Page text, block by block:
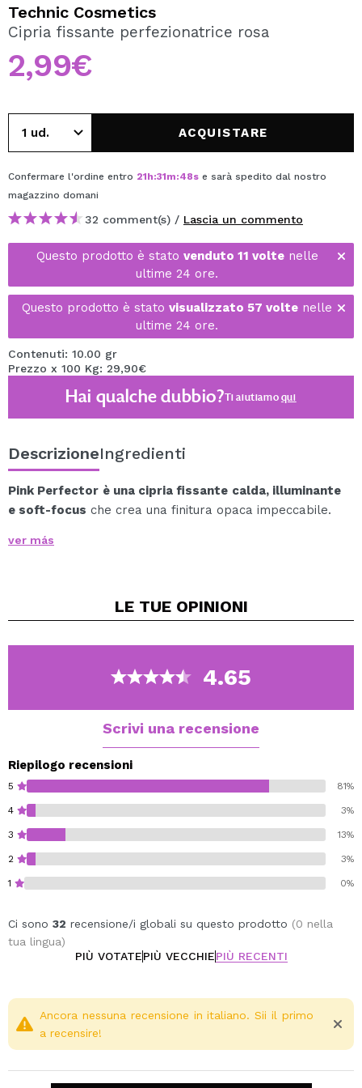
Creando un account su Maquibeauty.it potrai fare i tuoi
acquisti velocemente, controllare lo stato dei tuoi ordini e
consultare le tue operazioni precedenti.
CREARE UN ACCOUNT
Technic Cosmetics
Cipria fissante perfezionatrice rosa
2,99€
ACQUISTARE
Confermare l'ordine entro 21h:31m:48s e sarà spedito dal nostro
magazzino domani
32 comment(s) / Lascia un commento
Questo prodotto è stato venduto 11 voltenelle
ultime 24 ore.
Questo prodotto è stato visualizzato 57 volte nelle
ultime 24 ore.
Contenuti: 10.00 gr
Prezzo x 100 Kg: 29,90€
Hai qualche dubbio?Ti aiutiamoqui
DescrizioneIngredienti
Pink Perfector è una cipria fissante calda, illuminante
e soft-focus che crea una finitura opaca impeccabile.
opaca perfetta sulla pelle.
bellezza naturale in modo sottile.
posto per tutto il giorno.
ver más
LE TUE OPINIONI
4.65
Scrivi una recensione
Riepilogo recensioni
5 81%
4 3%
3 13%
2 3%
1 0%
Ci sono 32 recensione/i globali su questo prodotto (0 nella
tua lingua)
PIÙ VOTATEPIÙ VECCHIEPIÙ RECENTI
Ancora nessuna recensione in italiano. Sii il primo
a recensire!